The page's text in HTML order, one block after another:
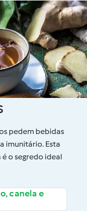
pedem bebidas
imunitário. Esta
o segredo ideal
canela e